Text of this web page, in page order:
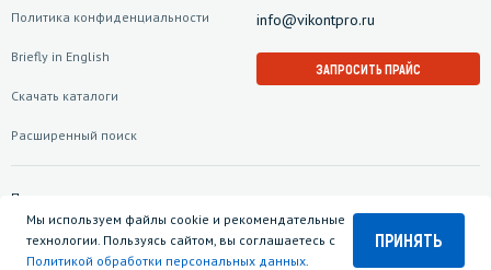
Политика конфиденциальности
Briefly in English
Скачать каталоги
Расширенный поиск
info@vikontpro.ru
ЗАПРОСИТЬ ПРАЙС
Подписаться на рассылку
Мы используем файлы cookie и рекомендательные
технологии. Пользуясь сайтом, вы соглашаетесь с
Политикой обработки персональных данных.
ПРИНЯТЬ